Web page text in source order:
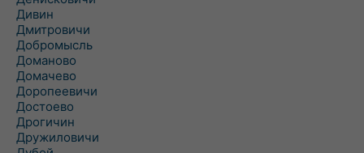
Дивин
Дмитровичи
Добромысль
Доманово
Домачево
Доропеевичи
Достоево
Дрогичин
Дружиловичи